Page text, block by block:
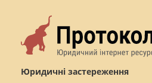
Юридичні застереження